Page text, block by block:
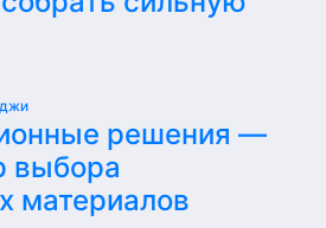
решения —
выбора
материалов